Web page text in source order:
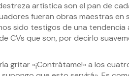
artística son el pan de
fueran obras maestras en
sido testigos de una tendencia
CVs que son, por decirlo
gritar «¡Contrátame!» a los